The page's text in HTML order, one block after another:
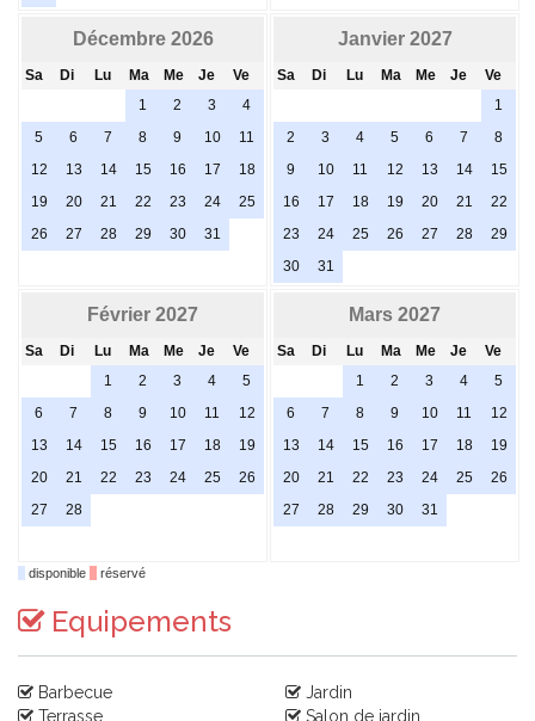
Décembre 2026
Sa Di Lu Ma Me Je
Ve
1
2 3
4
5
6 7 8 9 10
11
12
13 14 15 16 17
18
19
20 21 22 23 24
25
26
27 28 29 30 31
Janvier 2027
Sa Di Lu Ma Me Je
Ve
1
2
3 4 5 6 7
8
9
10 11 12 13 14
15
16
17 18 19 20 21
22
23
24 25 26 27 28
29
30
31
Février 2027
Sa Di Lu Ma Me Je
Ve
1
2 3 4
5
6
7 8 9 10 11
12
13
14 15 16 17 18
19
20
21 22 23 24 25
26
27
28
Mars 2027
Sa Di Lu Ma Me Je
Ve
1
2 3 4
5
6
7 8 9 10 11
12
13
14 15 16 17 18
19
20
21 22 23 24 25
26
27
28 29 30 31
disponible réservé
Equipements
Barbecue
Jardin
Terrasse
Salon de jardin